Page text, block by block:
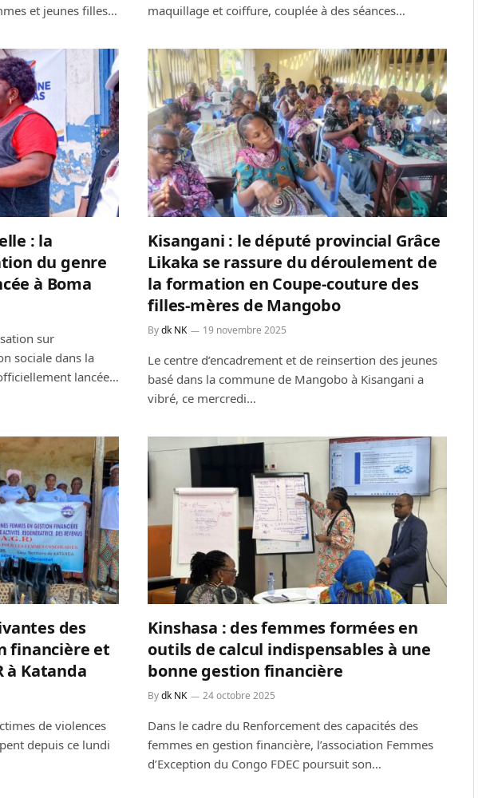
et jeunes filles…
maquillage et coiffure, couplée à des séances…
: la
du genre
à Boma
sur
sociale dans la
lancée…
Kisangani : le député provincial Grâce
Likaka se rassure du déroulement de
la formation en Coupe-couture des
filles-mères de Mangobo
By dk NK 19 novembre 2025
Le centre d’encadrement et de reinsertion des jeunes
basé dans la commune de Mangobo à Kisangani a
vibré, ce mercredi…
des
financière et
à Katanda
de violences
depuis ce lundi
Kinshasa : des femmes formées en
outils de calcul indispensables à une
bonne gestion financière
By dk NK 24 octobre 2025
Dans le cadre du Renforcement des capacités des
femmes en gestion financière, l’association Femmes
d’Exception du Congo FDEC poursuit son…